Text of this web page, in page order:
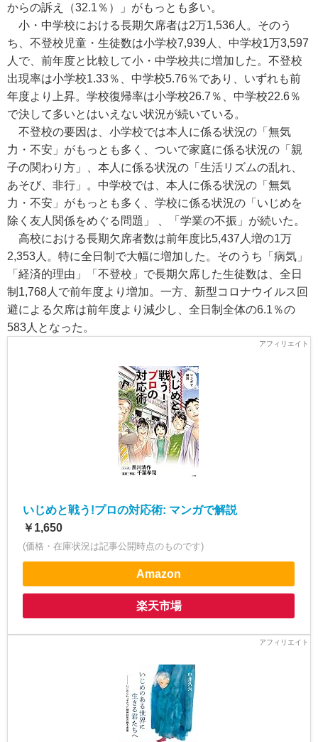
からの訴え（32.1％）」がもっとも多い。
小・中学校における長期欠席者は2万1,536人。そのう
ち、不登校児童・生徒数は小学校7,939人、中学校1万3,597
人で、前年度と比較して小・中学校共に増加した。不登校
出現率は小学校1.33％、中学校5.76％であり、いずれも前
年度より上昇。学校復帰率は小学校26.7％、中学校22.6％
で決して多いとはいえない状況が続いている。
不登校の要因は、小学校では本人に係る状況の「無気
力・不安」がもっとも多く、ついで家庭に係る状況の「親
子の関わり方」、本人に係る状況の「生活リズムの乱れ、
あそび、非行」。中学校では、本人に係る状況の「無気
力・不安」がもっとも多く、学校に係る状況の「いじめを
除く友人関係をめぐる問題」 、「学業の不振」が続いた。
高校における長期欠席者数は前年度比5,437人増の1万
2,353人。特に全日制で大幅に増加した。そのうち「病気」
「経済的理由」「不登校」で長期欠席した生徒数は、全日
制1,768人で前年度より増加。一方、新型コロナウイルス回
避による欠席は前年度より減少し、全日制全体の6.1％の
583人となった。
いじめと戦う!プロの対応術: マンガで解説
￥1,650
(価格・在庫状況は記事公開時点のものです)
Amazon
楽天市場